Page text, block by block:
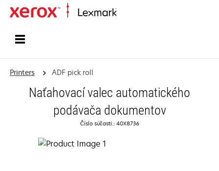
Printers ADF pick roll
Naťahovací valec automatického
podávača dokumentov
Číslo súčasti.: 40X8736